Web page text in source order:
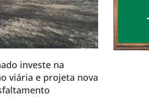
investe na
viária e projeta nova